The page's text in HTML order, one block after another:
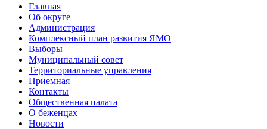
Главная
Об округе
Администрация
Комплексный план развития ЯМО
Выборы
Муниципальный совет
Территориальные управления
Приемная
Контакты
Общественная палата
О беженцах
Новости